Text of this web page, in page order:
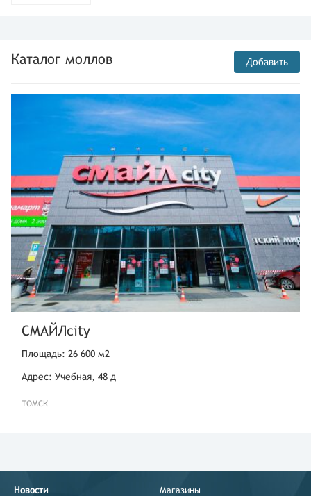
Каталог моллов Добавить
СМАЙЛcity
Площадь: 26 600 м2
Адрес: Учебная, 48 д
ТОМСК
Новости
Магазины